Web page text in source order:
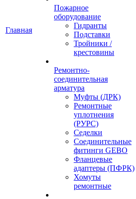
Главная
Пожарное
оборудование
Гидранты
Подставки
Тройники /
крестовины
Ремонтно-
соединительная
арматура
Муфты (ДРК)
Ремонтные
уплотнения
(РУРС)
Седелки
Соединительные
фитинги GEBO
Фланцевые
адаптеры (ПФРК)
Хомуты
ремонтные